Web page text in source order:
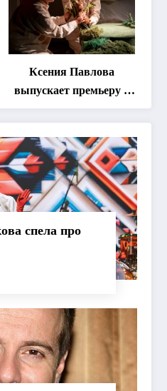
«Монокль»
Ксения Павлова
выпускает премьеру о
дружбе сурка и
спела про